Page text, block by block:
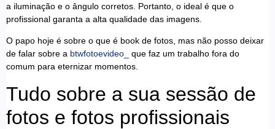
a iluminação e o ângulo corretos. Portanto, o ideal é que o
profissional garanta a alta qualidade das imagens.
O papo hoje é sobre o que é book de fotos, mas não posso deixar
de falar sobre a btwfotoevideo_
que faz um trabalho fora do
comum para eternizar momentos.
Tudo sobre a sua sessão de
fotos e fotos profissionais